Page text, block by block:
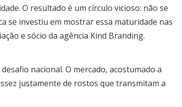
O resultado é um círculo vicioso: não se
se investiu em mostrar essa maturidade nas
e sócio da agência Kind Branding.
nacional. O mercado, acostumado a
justamente de rostos que transmitam a